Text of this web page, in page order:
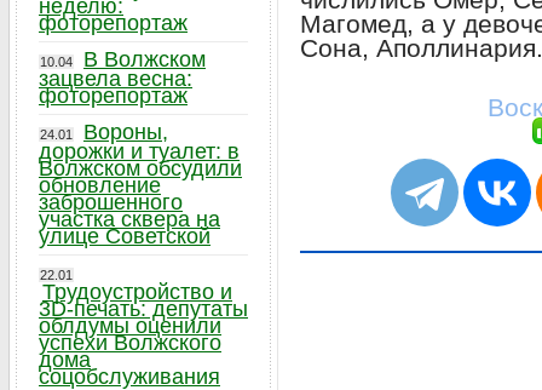
Магомед, а у
Сона, Аполлинария.
неделю:
фоторепортаж
10.04
В Волжском
зацвела весна:
фоторепортаж
24.01
Вороны,
дорожки и туалет: в
Волжском обсудили
обновление
заброшенного
участка сквера на
улице Советской
22.01
Трудоустройство и
3D-печать: депутаты
облдумы оценили
успехи Волжского
дома
соцобслуживания